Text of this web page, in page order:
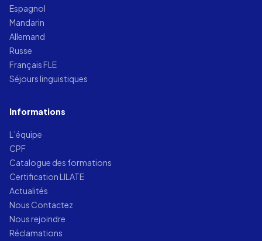
Espagnol
Mandarin
Allemand
Russe
Français FLE
Séjours linguistiques
Informations
L’équipe
CPF
Catalogue des formations
Certification LILATE
Actualités
Nous Contactez
Nous rejoindre
Réclamations